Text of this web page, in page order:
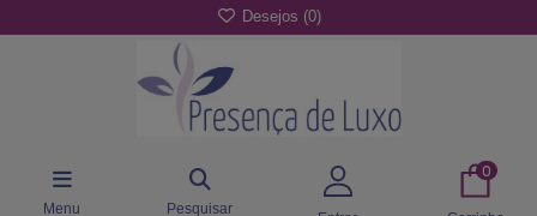
Desejos (0)
Menu Pesquisar
0